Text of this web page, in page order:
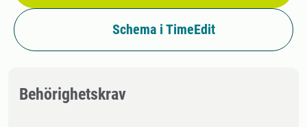
Schema i TimeEdit
Behörighetskrav